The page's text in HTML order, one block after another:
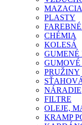
PLASTY
CHÉMIA
KOLESÁ
GUMENÉ
GUMOVÉ
PRUŽINY
NÁRADIE
FILTRE
OLEJE,
KRAMP